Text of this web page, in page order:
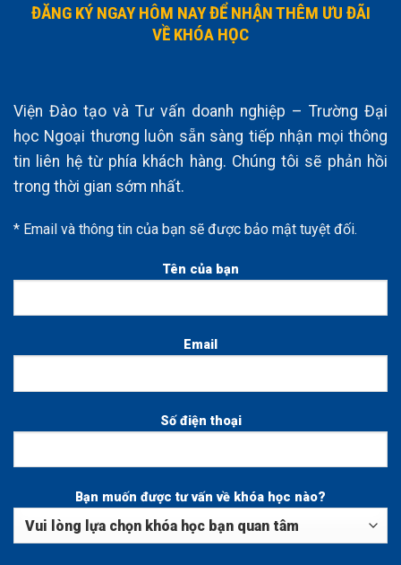
ĐĂNG KÝ NGAY HÔM NAY ĐỂ NHẬN THÊM ƯU ĐÃI
VỀ KHÓA HỌC
Viện Đào tạo và Tư vấn doanh nghiệp – Trường Đại
học Ngoại thương luôn sẵn sàng tiếp nhận mọi thông
tin liên hệ từ phía khách hàng. Chúng tôi sẽ phản hồi
trong thời gian sớm nhất.
* Email và thông tin của bạn sẽ được bảo mật tuyệt đối.
Tên của bạn
Email
Số điện thoại
Bạn muốn được tư vấn về khóa học nào?